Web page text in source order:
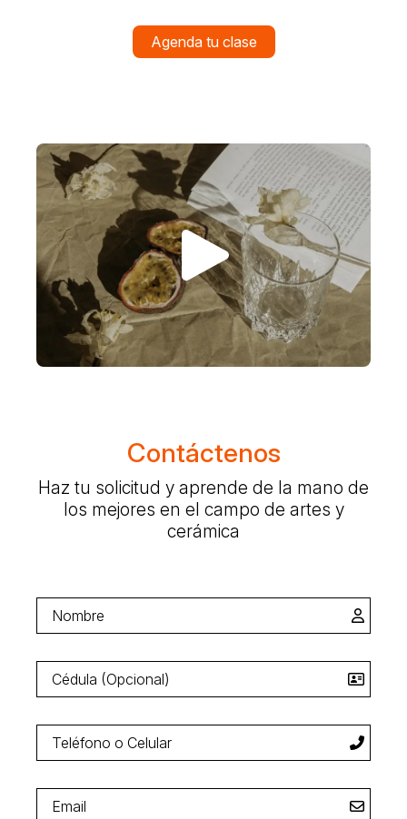
Agenda tu clase
Contáctenos
Haz tu solicitud y aprende de la mano de
los mejores en el campo de artes y
cerámica